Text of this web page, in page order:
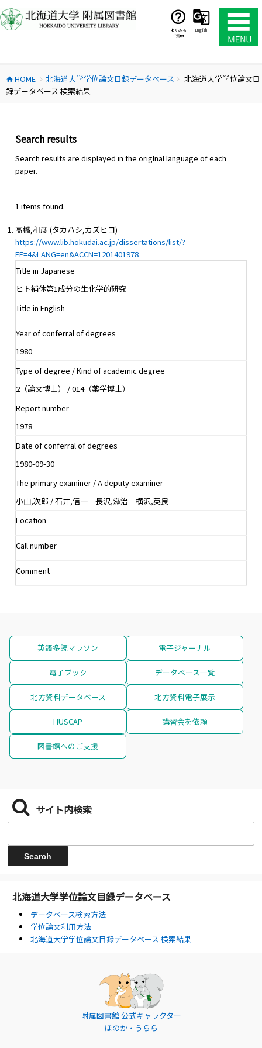
ン
テ
ス
キ
よくある
ご質問
English
home HOME chevron_right 北海道大学学位論文目録データベース chevron_right
北海道大学学位論文目
録データベース 検索結果
Search results
Search results are displayed in the origlnal language of each
paper.
1 items found.
高橋,和彦 (タカハシ,カズヒコ)
https://www.lib.hokudai.ac.jp/dissertations/list/?
FF=4&LANG=en&ACCN=1201401978
Title in Japanese
ヒト補体第1成分の生化学的研究
Title in English
Year of conferral of degrees
1980
Type of degree / Kind of academic degree
2（論文博士） / 014（薬学博士）
Report number
1978
Date of conferral of degrees
1980-09-30
The primary examiner / A deputy examiner
小山,次郎 / 石井,信一 長沢,滋治 横沢,英良
Location
Call number
Comment
英語多読マラソン 電子ジャーナル
電子ブック データベース一覧
北方資料データベース 北方資料電子展示
HUSCAP 講習会を依頼
図書館へのご支援
サイト内検索
北海道大学学位論文目録データベース
データベース検索方法
学位論文利用方法
北海道大学学位論文目録データベース 検索結果
附属図書館 公式キャラクター
ほのか・うらら